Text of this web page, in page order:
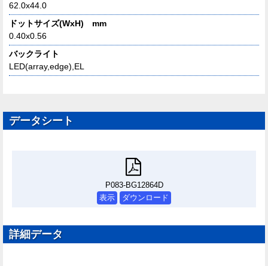
62.0x44.0
ドットサイズ(WxH) mm
0.40x0.56
バックライト
LED(array,edge),EL
データシート
P083-BG12864D
表示
ダウンロード
詳細データ